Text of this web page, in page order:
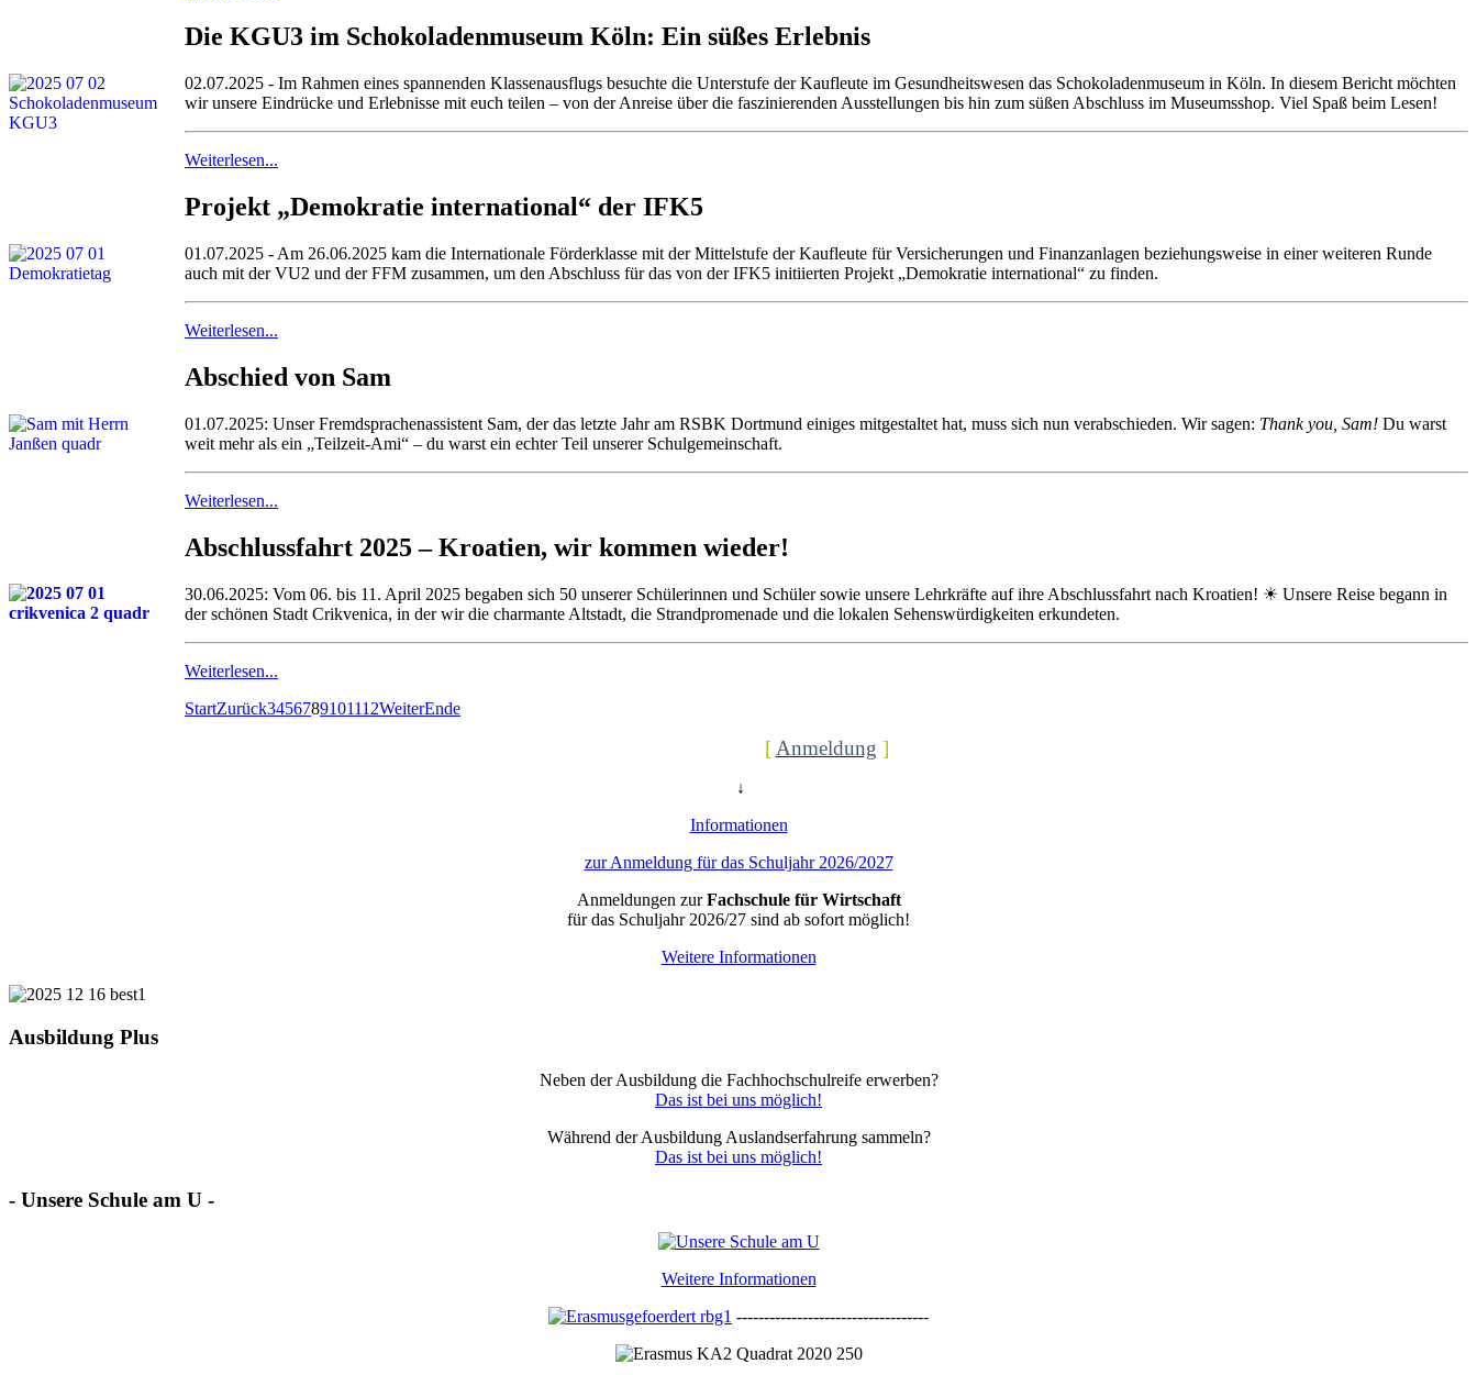
Die KGU3 im Schokoladenmuseum Köln: Ein süßes Erlebnis
02.07.2025 - Im Rahmen eines spannenden Klassenausflugs besuchte die Unterstufe der Kaufleute im Gesundheitswesen das Schokoladenmuseum in Köln. In diesem Bericht möchten
wir unsere Eindrücke und Erlebnisse mit euch teilen – von der Anreise über die faszinierenden Ausstellungen bis hin zum süßen Abschluss im Museumsshop. Viel Spaß beim Lesen!
Weiterlesen...
Projekt „Demokratie international“ der IFK5
01.07.2025 - Am 26.06.2025 kam die Internationale Förderklasse mit der Mittelstufe der Kaufleute für Versicherungen und Finanzanlagen beziehungsweise in einer weiteren Runde
auch mit der VU2 und der FFM zusammen, um den Abschluss für das von der IFK5 initiierten Projekt „Demokratie international“ zu finden.
Weiterlesen...
Abschied von Sam
01.07.2025: Unser Fremdsprachenassistent Sam, der das letzte Jahr am RSBK Dortmund einiges mitgestaltet hat, muss sich nun verabschieden. Wir sagen: Thank you, Sam! Du warst
weit mehr als ein „Teilzeit-Ami“ – du warst ein echter Teil unserer Schulgemeinschaft.
Weiterlesen...
Abschlussfahrt 2025 – Kroatien, wir kommen wieder!
30.06.2025: Vom 06. bis 11. April 2025 begaben sich 50 unserer Schülerinnen und Schüler sowie unsere Lehrkräfte auf ihre Abschlussfahrt nach Kroatien! ☀ Unsere Reise begann in
der schönen Stadt Crikvenica, in der wir die charmante Altstadt, die Strandpromenade und die lokalen Sehenswürdigkeiten erkundeten.
Weiterlesen...
StartZurück3456789101112WeiterEnde
[ Anmeldung ]
↓
Informationen
zur Anmeldung für das Schuljahr 2026/2027
Anmeldungen zurFachschule für Wirtschaft
für das Schuljahr 2026/27 sind ab sofort möglich!
Weitere Informationen
Ausbildung Plus
Neben der Ausbildung die Fachhochschulreife erwerben?
Das ist bei uns möglich!
Während der Ausbildung Auslandserfahrung sammeln?
Das ist bei uns möglich!
- Unsere Schule am U -
Weitere Informationen
-----------------------------------